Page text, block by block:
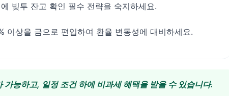
빚투 잔고 확인 필수 전략을 숙지하세요.
이상을 금으로 편입하여 환율 변동성에 대비하세요.
능하고, 일정 조건 하에 비과세 혜택을 받을 수 있습니다.